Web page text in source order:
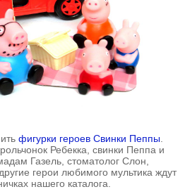
фигурки героев Свинки Пеппы
Ребекка, свинки Пеппа и
Газель, стоматолог Слон,
герои любимого мультика ждут
нашего каталога.